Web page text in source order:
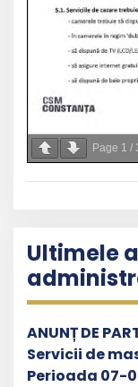
Page 1 /
Ultimele
ANUNȚ DE
Servicii de
Perioada 07-